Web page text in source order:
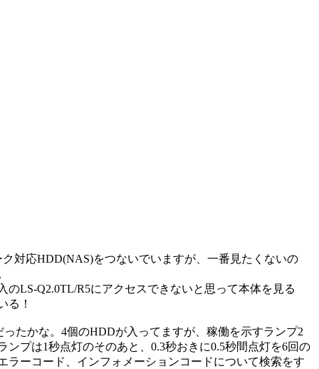
対応HDD(NAS)をつないでいますが、一番見たくないの
のLS-Q2.0TL/R5にアクセスできないと思って本体を見る
る！
たかな。4個のHDDが入ってますが、稼働を示すランプ2
ンプは1秒点灯のそのあと、0.3秒おきに0.5秒間点灯を6回の
ラーコード、インフォメーションコードについて検索をす